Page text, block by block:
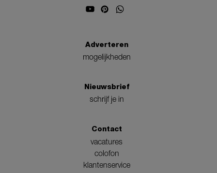
Adverteren
mogelijkheden
Nieuwsbrief
schrijf je in
Contact
vacatures
colofon
klantenservice